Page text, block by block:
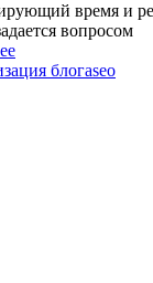
время и
вопросом
блогаseo